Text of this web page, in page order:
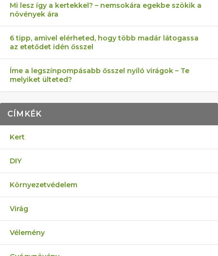
Mi lesz így a kertekkel? – nemsokára egekbe szökik a
növények ára
6 tipp, amivel elérheted, hogy több madár látogassa
az etetődet idén ősszel
Íme a legszínpompásabb ősszel nyíló virágok – Te
melyiket ülteted?
CÍMKÉK
Kert
DIY
Környezetvédelem
Virág
Vélemény